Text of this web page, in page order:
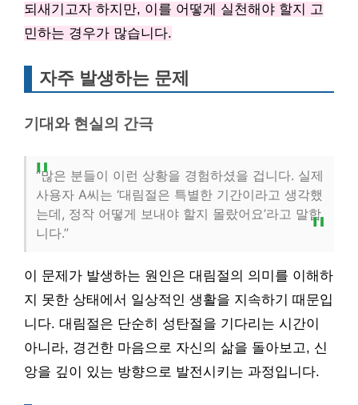
되새기고자 하지만, 이를 어떻게 실천해야 할지 고
민하는 경우가 많습니다.
자주 발생하는 문제
기대와 현실의 간극
“많은 분들이 이런 상황을 경험하셨을 겁니다. 실제
사용자 A씨는 ‘대림절은 특별한 기간이라고 생각했
는데, 정작 어떻게 보내야 할지 몰랐어요’라고 말합
니다.”
이 문제가 발생하는 원인은 대림절의 의미를 이해하
지 못한 상태에서 일상적인 생활을 지속하기 때문입
니다. 대림절은 단순히 성탄절을 기다리는 시간이
아니라, 경건한 마음으로 자신의 삶을 돌아보고, 신
앙을 깊이 있는 방향으로 발전시키는 과정입니다.